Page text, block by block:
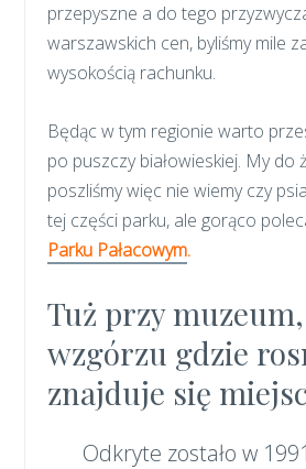
przepyszne a do tego
warszawskich cen, byliśmy mile
wysokością rachunku.
Będąc w tym regionie warto
po puszczy białowieskiej. My do
poszliśmy więc nie wiemy czy
tej części parku, ale gorąco
Parku Pałacowym.
Tuż przy
wzgórzu gdzie
znajduje się
Odkryte zostało w